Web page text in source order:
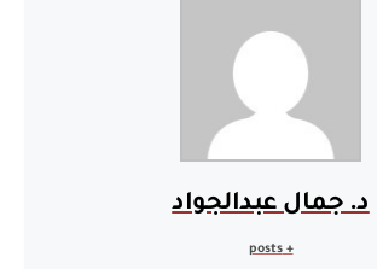
د. جمال عبدالجواد